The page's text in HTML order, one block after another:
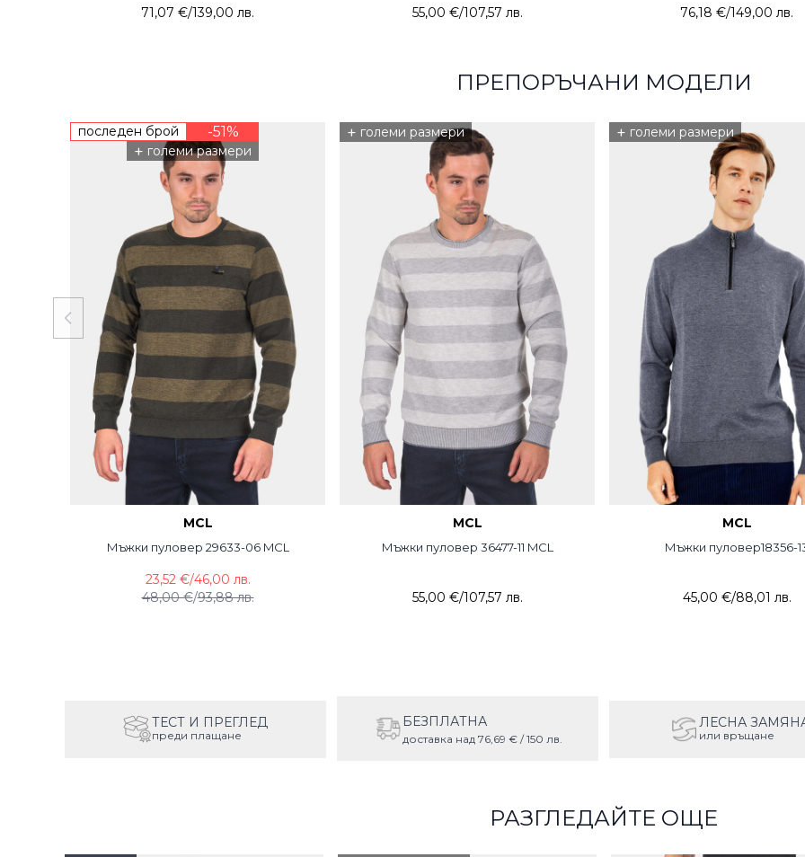
71,07 €/139,00 лв. 55,00 €/107,57 лв. 76,18 €/149,00 лв.
ПРЕПОРЪЧАНИ МОДЕЛИ
последен брой -51%
+ големи размери
MCL
Мъжки пуловер 29633-06 MCL
48,00 €/93,88 лв.
23,52 €/46,00 лв.
+ големи размери
MCL
Мъжки пуловер 36477-11 MCL
55,00 €/107,57 лв.
+ големи размери
MCL
Мъжки пуловер18356-
45,00 €/88,01 лв.
ТЕСТ И ПРЕГЛЕД
преди плащане
БЕЗПЛАТНА
доставка над 76,69 € / 150 лв.
ЛЕСНА
или връщане
РАЗГЛЕДАЙТЕ ОЩЕ